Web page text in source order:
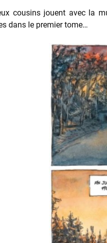
cousins jouent avec la
dans le premier tome…